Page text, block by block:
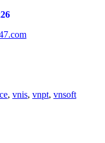
, vnis, vnpt, vnsoft